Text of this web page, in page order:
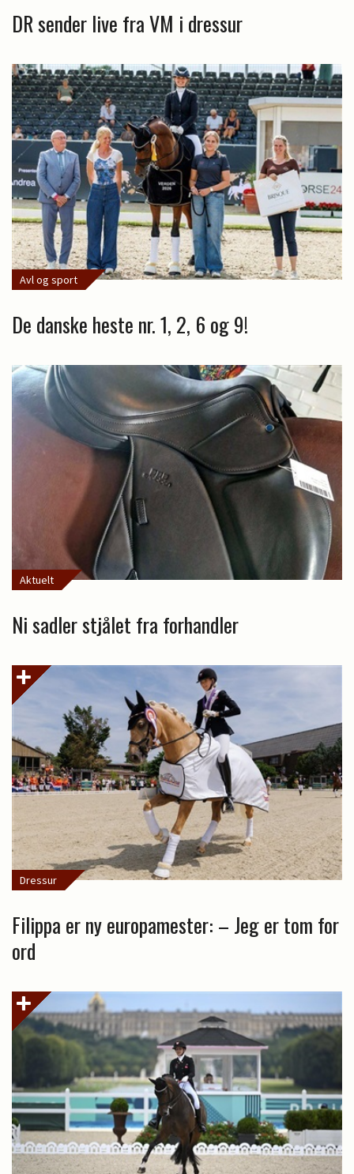
DR sender live fra VM i dressur
Avl og sport
De danske heste nr. 1, 2, 6 og 9!
Aktuelt
Ni sadler stjålet fra forhandler
Dressur
Filippa er ny europamester: – Jeg er tom for
ord